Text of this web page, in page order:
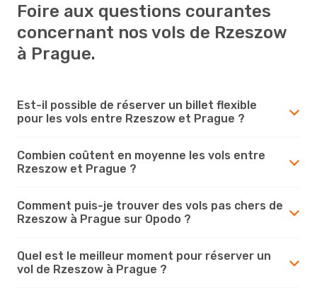
Foire aux questions courantes
concernant nos vols de Rzeszow
à Prague.
Est-il possible de réserver un billet flexible
pour les vols entre Rzeszow et Prague ?
Combien coûtent en moyenne les vols entre
Rzeszow et Prague ?
Comment puis-je trouver des vols pas chers de
Rzeszow à Prague sur Opodo ?
Quel est le meilleur moment pour réserver un
vol de Rzeszow à Prague ?